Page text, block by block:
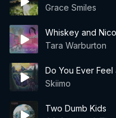
Grace Smiles
Whiskey and
Tara Warburton
Do You Ever Feel
Skiimo
Two Dumb Kids